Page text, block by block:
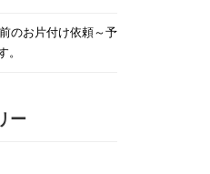
のお片付け依頼～予
。
ー